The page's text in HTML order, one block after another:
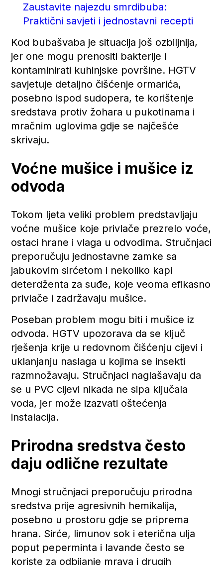
Zaustavite najezdu smrdibuba:
Praktični savjeti i jednostavni recepti
Kod bubašvaba je situacija još ozbiljnija,
jer one mogu prenositi bakterije i
kontaminirati kuhinjske površine. HGTV
savjetuje detaljno čišćenje ormarića,
posebno ispod sudopera, te korištenje
sredstava protiv žohara u pukotinama i
mračnim uglovima gdje se najčešće
skrivaju.
Voćne mušice i mušice iz
odvoda
Tokom ljeta veliki problem predstavljaju
voćne mušice koje privlače prezrelo voće,
ostaci hrane i vlaga u odvodima. Stručnjaci
preporučuju jednostavne zamke sa
jabukovim sirćetom i nekoliko kapi
deterdženta za suđe, koje veoma efikasno
privlače i zadržavaju mušice.
Poseban problem mogu biti i mušice iz
odvoda. HGTV upozorava da se ključ
rješenja krije u redovnom čišćenju cijevi i
uklanjanju naslaga u kojima se insekti
razmnožavaju. Stručnjaci naglašavaju da
se u PVC cijevi nikada ne sipa ključala
voda, jer može izazvati oštećenja
instalacija.
Prirodna sredstva često
daju odlične rezultate
Mnogi stručnjaci preporučuju prirodna
sredstva prije agresivnih hemikalija,
posebno u prostoru gdje se priprema
hrana. Sirće, limunov sok i eterična ulja
poput peperminta i lavande često se
koriste za odbijanje mrava i drugih